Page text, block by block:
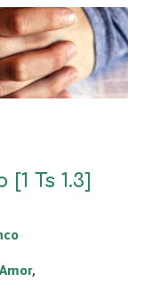
Ts 1.3]
Amor,